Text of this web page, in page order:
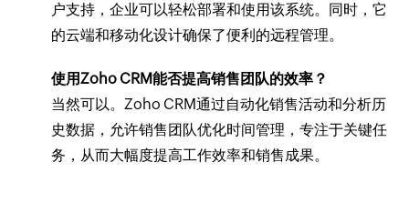
户支持，企业可以轻松部署和使用该系统。同时，它
的云端和移动化设计确保了便利的远程管理。
使用Zoho CRM能否提高销售团队的效率？
当然可以。Zoho CRM通过自动化销售活动和分析历
史数据，允许销售团队优化时间管理，专注于关键任
务，从而大幅度提高工作效率和销售成果。